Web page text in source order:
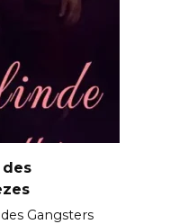
Gangsters